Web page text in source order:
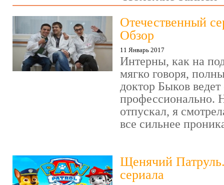
Отечественный
Обзор
11 Январь 2017
Интерны, как на
мягко говоря,
доктор Быков ведет
профессионально.
отпускал, я
все сильнее
Щенячий
сериала